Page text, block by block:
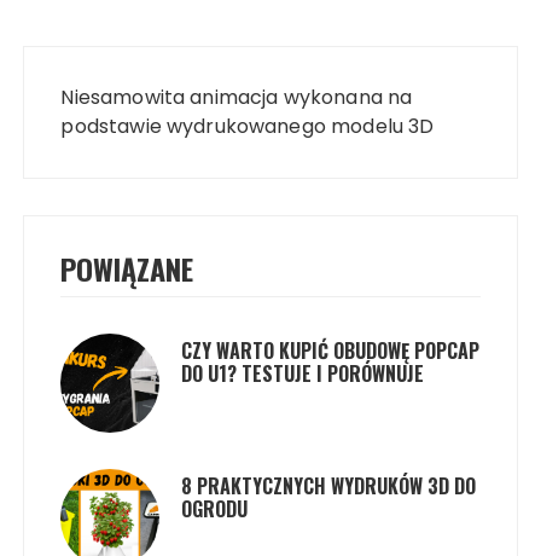
wpisu
Niesamowita animacja wykonana na
podstawie wydrukowanego modelu 3D
POWIĄZANE
CZY WARTO KUPIĆ OBUDOWĘ POPCAP
DO U1? TESTUJE I PORÓWNUJE
8 PRAKTYCZNYCH WYDRUKÓW 3D DO
OGRODU